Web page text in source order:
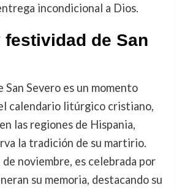
incondicional a Dios.
festividad de San
San Severo es un momento
calendario litúrgico cristiano,
las regiones de Hispania,
la tradición de su martirio.
noviembre, es celebrada por
su memoria, destacando su